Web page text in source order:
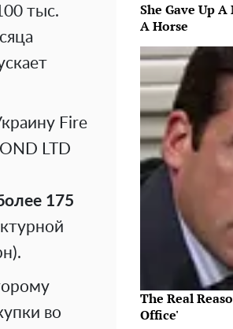
тыс.
Fire
LTD
175
во
She Gave Up
A Horse
The Real
Office'